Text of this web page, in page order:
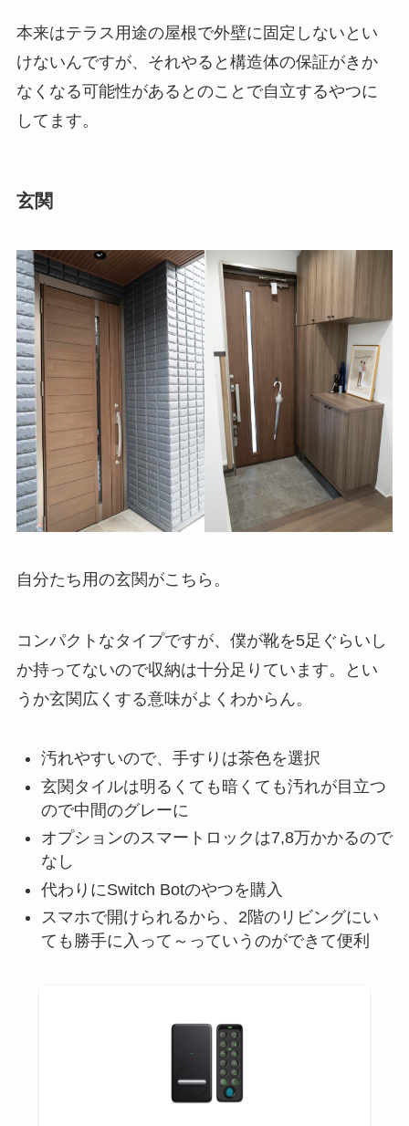
本来はテラス用途の屋根で外壁に固定しないとい
けないんですが、それやると構造体の保証がきか
なくなる可能性があるとのことで自立するやつに
してます。
玄関
自分たち用の玄関がこちら。
コンパクトなタイプですが、僕が靴を5足ぐらいし
か持ってないので収納は十分足りています。とい
うか玄関広くする意味がよくわからん。
汚れやすいので、手すりは茶色を選択
玄関タイルは明るくても暗くても汚れが目立つ
ので中間のグレーに
オプションのスマートロックは7,8万かかるので
なし
代わりにSwitch Botのやつを購入
スマホで開けられるから、2階のリビングにい
ても勝手に入って～っていうのができて便利